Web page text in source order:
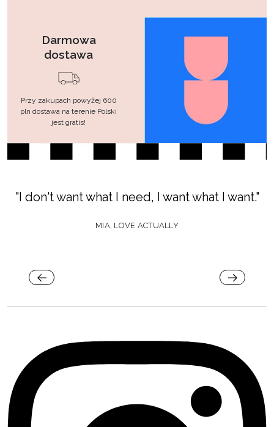
Darmowa
dostawa
Przy zakupach powyżej 600
pln dostawa na terenie Polski
jest gratis!
"I don't want what I need, I want what I want."
MIA, LOVE ACTUALLY